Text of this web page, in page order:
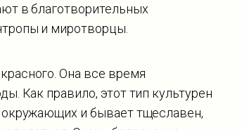
в благотворительных
и миротворцы.
Она все время
Как правило, этот тип культурен
окружающих и бывает тщеславен,